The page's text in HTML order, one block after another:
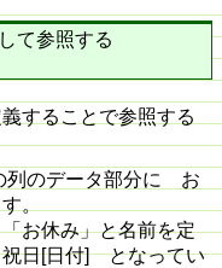
て参照する
することで参照する
列のデータ部分に お
。
お休み」と名前を定
日[日付] となってい